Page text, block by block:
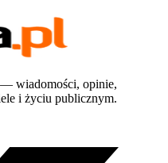
wiadomości, opinie,
i życiu publicznym.